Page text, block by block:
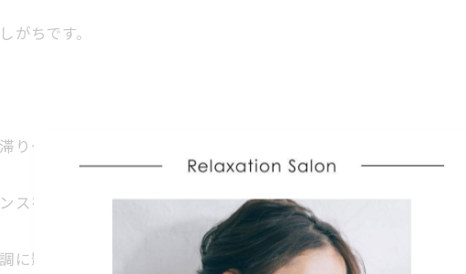
がちです。
りやすくなるため、背中のこりが引き起こされやすくなります
スを崩し、特定の筋肉が過度に緊張することも原因となります
に影響します。